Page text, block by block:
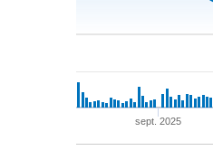
sept. 2025